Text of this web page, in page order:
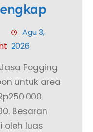
Agu 3,
2026
Fogging
untuk area
Besaran
oleh luas